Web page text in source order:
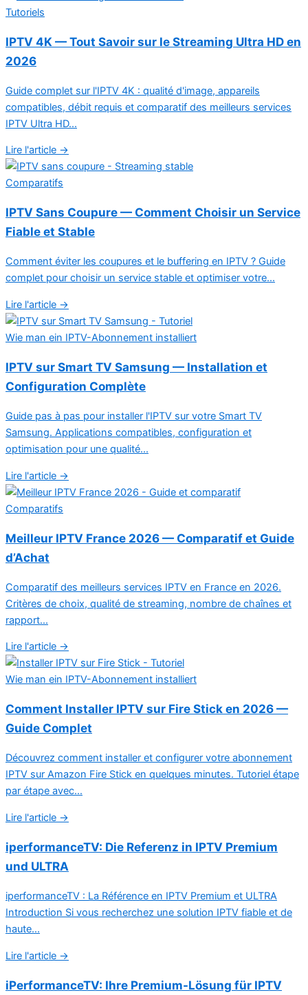
Tutoriels
IPTV 4K — Tout Savoir sur le Streaming Ultra HD en
2026
Guide complet sur l'IPTV 4K : qualité d'image, appareils
compatibles, débit requis et comparatif des meilleurs services
IPTV Ultra HD...
Lire l'article →
Comparatifs
IPTV Sans Coupure — Comment Choisir un Service
Fiable et Stable
Comment éviter les coupures et le buffering en IPTV ? Guide
complet pour choisir un service stable et optimiser votre...
Lire l'article →
Wie man ein IPTV-Abonnement installiert
IPTV sur Smart TV Samsung — Installation et
Configuration Complète
Guide pas à pas pour installer l'IPTV sur votre Smart TV
Samsung. Applications compatibles, configuration et
optimisation pour une qualité...
Lire l'article →
Comparatifs
Meilleur IPTV France 2026 — Comparatif et Guide
d’Achat
Comparatif des meilleurs services IPTV en France en 2026.
Critères de choix, qualité de streaming, nombre de chaînes et
rapport...
Lire l'article →
Wie man ein IPTV-Abonnement installiert
Comment Installer IPTV sur Fire Stick en 2026 —
Guide Complet
Découvrez comment installer et configurer votre abonnement
IPTV sur Amazon Fire Stick en quelques minutes. Tutoriel étape
par étape avec...
Lire l'article →
iperformanceTV: Die Referenz in IPTV Premium
und ULTRA
iperformanceTV : La Référence en IPTV Premium et ULTRA
Introduction Si vous recherchez une solution IPTV fiable et de
haute...
Lire l'article →
iPerformanceTV: Ihre Premium-Lösung für IPTV